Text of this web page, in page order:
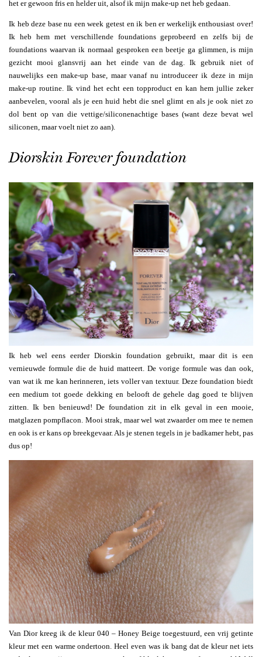
het er gewoon fris en helder uit, alsof ik mijn make-up net heb gedaan.
Ik heb deze base nu een week getest en ik ben er werkelijk enthousiast over!
Ik heb hem met verschillende foundations geprobeerd en zelfs bij de
foundations waarvan ik normaal gesproken een beetje ga glimmen, is mijn
gezicht mooi glansvrij aan het einde van de dag. Ik gebruik niet of
nauwelijks een make-up base, maar vanaf nu introduceer ik deze in mijn
make-up routine. Ik vind het echt een topproduct en kan hem jullie zeker
aanbevelen, vooral als je een huid hebt die snel glimt en als je ook niet zo
dol bent op van die vettige/siliconenachtige bases (want deze bevat wel
siliconen, maar voelt niet zo aan).
Diorskin Forever foundation
Ik heb wel eens eerder Diorskin foundation gebruikt, maar dit is een
vernieuwde formule die de huid matteert. De vorige formule was dan ook,
van wat ik me kan herinneren, iets voller van textuur. Deze foundation biedt
een medium tot goede dekking en belooft de gehele dag goed te blijven
zitten. Ik ben benieuwd! De foundation zit in elk geval in een mooie,
matglazen pompflacon. Mooi strak, maar wel wat zwaarder om mee te nemen
en ook is er kans op breekgevaar. Als je stenen tegels in je badkamer hebt, pas
dus op!
Van Dior kreeg ik de kleur 040 – Honey Beige toegestuurd, een vrij getinte
kleur met een warme ondertoon. Heel even was ik bang dat de kleur net iets